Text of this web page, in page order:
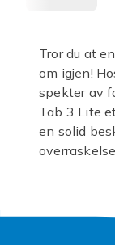
Tror du at
om igjen!
spekter av
Tab 3 Lite
en solid
bare en